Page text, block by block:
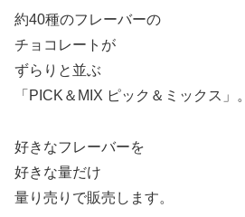
約40種のフレーバーの
チョコレートが
ずらりと並ぶ
「PICK＆MIX ピック＆ミックス」。
好きなフレーバーを
好きな量だけ
量り売りで販売します。